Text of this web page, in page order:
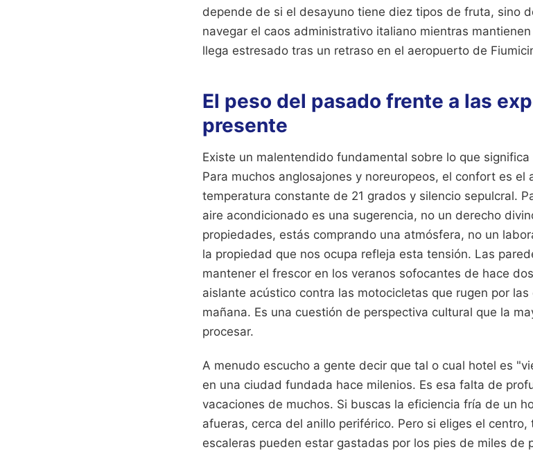
depende de si el desayuno tiene diez tipos de fruta, sino
navegar el caos administrativo italiano mientras
llega estresado tras un retraso en el aeropuerto de
El peso del pasado frente a las
presente
Existe un malentendido fundamental sobre lo que
Para muchos anglosajones y noreuropeos, el confort es el
temperatura constante de 21 grados y silencio sepulcral.
aire acondicionado es una sugerencia, no un derecho
propiedades, estás comprando una atmósfera, no un
la propiedad que nos ocupa refleja esta tensión. Las
mantener el frescor en los veranos sofocantes de hace
aislante acústico contra las motocicletas que rugen por
mañana. Es una cuestión de perspectiva cultural que la
procesar.
A menudo escucho a gente decir que tal o cual hotel es
en una ciudad fundada hace milenios. Es esa falta de
vacaciones de muchos. Si buscas la eficiencia fría de un
afueras, cerca del anillo periférico. Pero si eliges el
escaleras pueden estar gastadas por los pies de miles de